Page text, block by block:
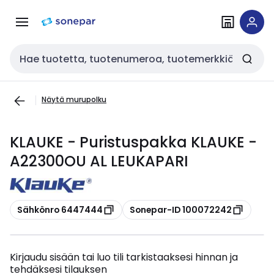
navigointiinsisältöön
Haku
Näytä murupolku
KLAUKE - Puristuspakka KLAUKE -
A22300OU AL LEUKAPARI
Kopioi
Sähkönro 6447444 Kopioi
Sonepar-ID 100072242
Kirjaudu sisään tai luo tili tarkistaaksesi hinnan ja
tehdäksesi tilauksen